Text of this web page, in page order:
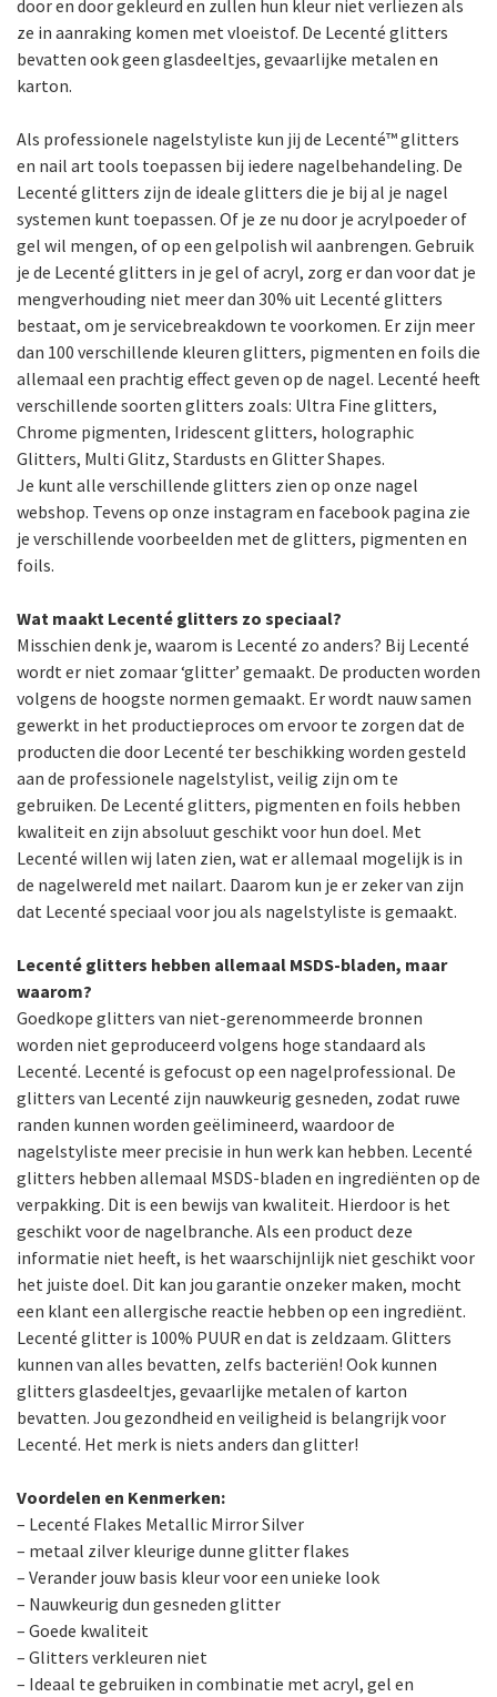
door en door gekleurd en zullen hun kleur niet verliezen als
ze in aanraking komen met vloeistof. De Lecenté glitters
bevatten ook geen glasdeeltjes, gevaarlijke metalen en
karton.
Als professionele nagelstyliste kun jij de Lecenté™ glitters
en nail art tools toepassen bij iedere nagelbehandeling. De
Lecenté glitters zijn de ideale glitters die je bij al je nagel
systemen kunt toepassen. Of je ze nu door je acrylpoeder of
gel wil mengen, of op een gelpolish wil aanbrengen. Gebruik
je de Lecenté glitters in je gel of acryl, zorg er dan voor dat je
mengverhouding niet meer dan 30% uit Lecenté glitters
bestaat, om je servicebreakdown te voorkomen. Er zijn meer
dan 100 verschillende kleuren glitters, pigmenten en foils die
allemaal een prachtig effect geven op de nagel. Lecenté heeft
verschillende soorten glitters zoals: Ultra Fine glitters,
Chrome pigmenten, Iridescent glitters, holographic
Glitters, Multi Glitz, Stardusts en Glitter Shapes.
Je kunt alle verschillende glitters zien op onze nagel
webshop. Tevens op onze instagram en facebook pagina zie
je verschillende voorbeelden met de glitters, pigmenten en
foils.
Wat maakt Lecenté glitters zo speciaal?
Misschien denk je, waarom is Lecenté zo anders? Bij Lecenté
wordt er niet zomaar ‘glitter’ gemaakt. De producten worden
volgens de hoogste normen gemaakt. Er wordt nauw samen
gewerkt in het productieproces om ervoor te zorgen dat de
producten die door Lecenté ter beschikking worden gesteld
aan de professionele nagelstylist, veilig zijn om te
gebruiken. De Lecenté glitters, pigmenten en foils hebben
kwaliteit en zijn absoluut geschikt voor hun doel. Met
Lecenté willen wij laten zien, wat er allemaal mogelijk is in
de nagelwereld met nailart. Daarom kun je er zeker van zijn
dat Lecenté speciaal voor jou als nagelstyliste is gemaakt.
Lecenté glitters hebben allemaal MSDS-bladen, maar
waarom?
Goedkope glitters van niet-gerenommeerde bronnen
worden niet geproduceerd volgens hoge standaard als
Lecenté. Lecenté is gefocust op een nagelprofessional. De
glitters van Lecenté zijn nauwkeurig gesneden, zodat ruwe
randen kunnen worden geëlimineerd, waardoor de
nagelstyliste meer precisie in hun werk kan hebben. Lecenté
glitters hebben allemaal MSDS-bladen en ingrediënten op de
verpakking. Dit is een bewijs van kwaliteit. Hierdoor is het
geschikt voor de nagelbranche. Als een product deze
informatie niet heeft, is het waarschijnlijk niet geschikt voor
het juiste doel. Dit kan jou garantie onzeker maken, mocht
een klant een allergische reactie hebben op een ingrediënt.
Lecenté glitter is 100% PUUR en dat is zeldzaam. Glitters
kunnen van alles bevatten, zelfs bacteriën! Ook kunnen
glitters glasdeeltjes, gevaarlijke metalen of karton
bevatten. Jou gezondheid en veiligheid is belangrijk voor
Lecenté. Het merk is niets anders dan glitter!
Voordelen en Kenmerken:
– Lecenté Flakes Metallic Mirror Silver
– metaal zilver kleurige dunne glitter flakes
– Verander jouw basis kleur voor een unieke look
– Nauwkeurig dun gesneden glitter
– Goede kwaliteit
– Glitters verkleuren niet
– Ideaal te gebruiken in combinatie met acryl, gel en